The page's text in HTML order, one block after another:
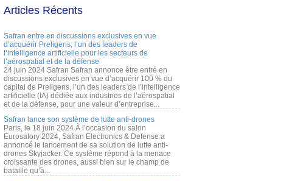
Articles Récents
Safran entre en discussions exclusives en vue
d’acquérir Preligens, l’un des leaders de
l’intelligence artificielle pour les secteurs de
l’aérospatial et de la défense
24 juin 2024 Safran Safran annonce être entré en
discussions exclusives en vue d’acquérir 100 % du
capital de Preligens, l’un des leaders de l’intelligence
artificielle (IA) dédiée aux industries de l’aérospatial
et de la défense, pour une valeur d’entreprise...
Safran lance son système de lutte anti-drones
Paris, le 18 juin 2024 À l’occasion du salon
Eurosatory 2024, Safran Electronics & Defense a
annoncé le lancement de sa solution de lutte anti-
drones Skyjacker. Ce système répond à la menace
croissante des drones, aussi bien sur le champ de
bataille qu’à...